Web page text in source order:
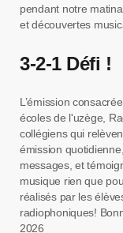
pendant notre
et découvertes
3-2-1 Défi !
L’émission
écoles de l'uzège,
collégiens qui
émission
messages, et
musique rien que
réalisés par les
radiophoniques!
2026